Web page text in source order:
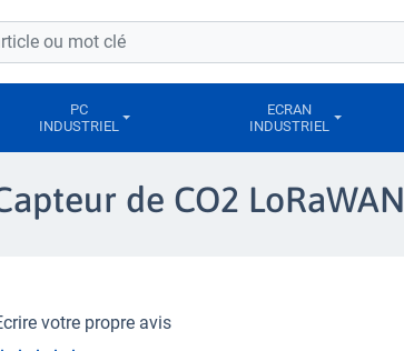
PC
INDUSTRIEL
ECRAN
INDUSTRIEL
de CO2 LoRaWAN
votre propre avis